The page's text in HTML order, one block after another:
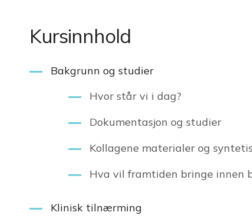
Kursinnhold
Bakgrunn og studier
Hvor står vi i dag?
Dokumentasjon og studier
Kollagene materialer og
Hva vil framtiden bringe innen
Klinisk tilnærming